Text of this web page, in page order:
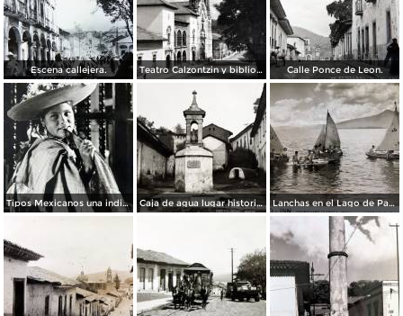
Escena callejera. Teatro Calzontzin y biblioteca publica. Calle Ponce de Leon.
Tipos Mexicanos una india Huananche. Caja de agua lugar historico. Lanchas en el Lago de Patzcuaro.